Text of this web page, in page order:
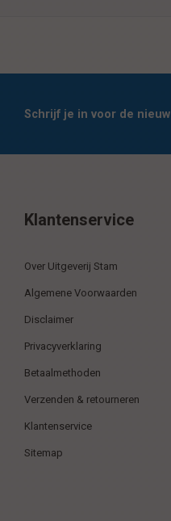
Schrijf je in voor de
Klantenservice
Over Uitgeverij Stam
Algemene Voorwaarden
Disclaimer
Privacyverklaring
Betaalmethoden
Verzenden & retourneren
Klantenservice
Sitemap